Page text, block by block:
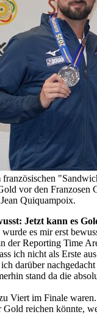
vor den Franzosen
Quiquampoix.
Jetzt kann es
es mir erst
der Reporting Time
ich nicht als Erste
darüber
stand da die
Viert im Finale
Gold reichen könnte,